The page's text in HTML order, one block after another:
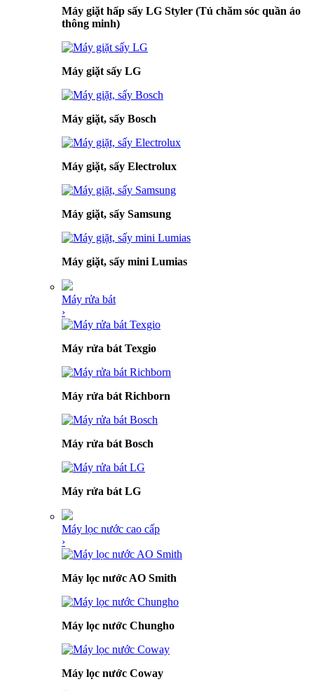
Máy giặt hấp sấy LG Styler (Tủ chăm sóc quần áo
thông minh)
Máy giặt sấy LG
Máy giặt, sấy Bosch
Máy giặt, sấy Electrolux
Máy giặt, sấy Samsung
Máy giặt, sấy mini Lumias
Máy rửa bát
›
Máy rửa bát Texgio
Máy rửa bát Richborn
Máy rửa bát Bosch
Máy rửa bát LG
Máy lọc nước cao cấp
›
Máy lọc nước AO Smith
Máy lọc nước Chungho
Máy lọc nước Coway